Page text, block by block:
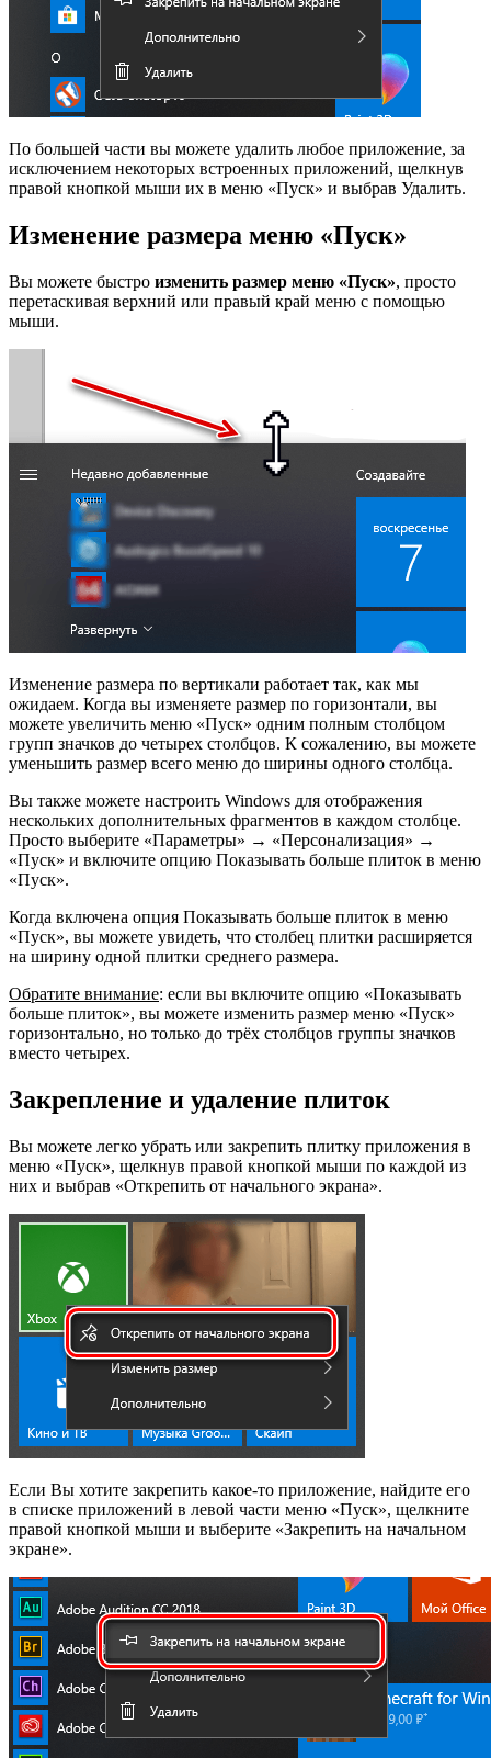
По большей части вы можете удалить любое приложение, за
исключением некоторых встроенных приложений, щелкнув
правой кнопкой мыши их в меню «Пуск» и выбрав Удалить.
Изменение размера меню «Пуск»
Вы можете быстро изменить размер меню «Пуск», просто
перетаскивая верхний или правый край меню с помощью
мыши.
Изменение размера по вертикали работает так, как мы
ожидаем. Когда вы изменяете размер по горизонтали, вы
можете увеличить меню «Пуск» одним полным столбцом
групп значков до четырех столбцов. К сожалению, вы можете
уменьшить размер всего меню до ширины одного столбца.
Вы также можете настроить Windows для отображения
нескольких дополнительных фрагментов в каждом столбце.
Просто выберите «Параметры» → «Персонализация» →
«Пуск» и включите опцию Показывать больше плиток в меню
«Пуск».
Когда включена опция Показывать больше плиток в меню
«Пуск», вы можете увидеть, что столбец плитки расширяется
на ширину одной плитки среднего размера.
Обратите внимание: если вы включите опцию «Показывать
больше плиток», вы можете изменить размер меню «Пуск»
горизонтально, но только до трёх столбцов группы значков
вместо четырех.
Закрепление и удаление плиток
Вы можете легко убрать или закрепить плитку приложения в
меню «Пуск», щелкнув правой кнопкой мыши по каждой из
них и выбрав «Открепить от начального экрана».
Если Вы хотите закрепить какое-то приложение, найдите его
в списке приложений в левой части меню «Пуск», щелкните
правой кнопкой мыши и выберите «Закрепить на начальном
экране».